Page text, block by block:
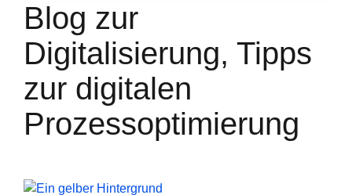
Blog zur
Digitalisierung, Tipps
zur digitalen
Prozessoptimierung